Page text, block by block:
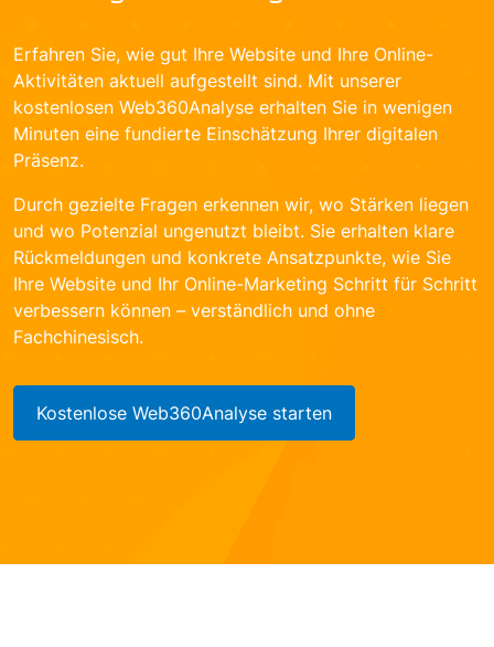
Erfahren Sie, wie gut Ihre Website und Ihre Online-
Aktivitäten aktuell aufgestellt sind. Mit unserer
kostenlosen Web360Analyse erhalten Sie in wenigen
Minuten eine fundierte Einschätzung Ihrer digitalen
Präsenz.
Durch gezielte Fragen erkennen wir, wo Stärken liegen
und wo Potenzial ungenutzt bleibt. Sie erhalten klare
Rückmeldungen und konkrete Ansatzpunkte, wie Sie
Ihre Website und Ihr Online-Marketing Schritt für Schritt
verbessern können – verständlich und ohne
Fachchinesisch.
Kostenlose Web360Analyse starten